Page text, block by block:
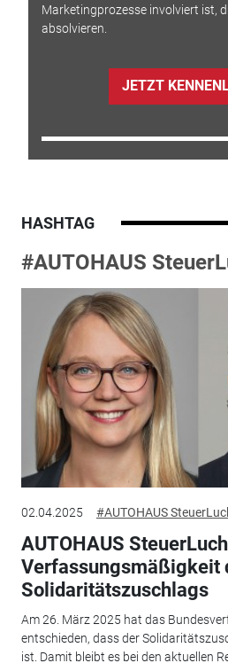
Marketingprozesse involviert ist,
absolvieren.
JETZT
HASHTAG
#AUTOHAUS
02.04.2025 #AUTOHAUS
AUTOHAUS
Verfassungsmäßigkeit
Solidaritätszuschlags
Am 26. März 2025 hat das
entschieden, dass der
ist. Damit bleibt es bei den aktuellen